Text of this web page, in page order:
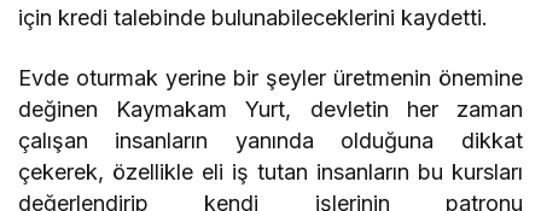
için kredi talebinde bulunabileceklerini kaydetti.
Evde oturmak yerine bir şeyler üretmenin önemine
değinen Kaymakam Yurt, devletin her zaman
çalışan insanların yanında olduğuna dikkat
çekerek, özellikle eli iş tutan insanların bu kursları
değerlendirip kendi işlerinin patronu